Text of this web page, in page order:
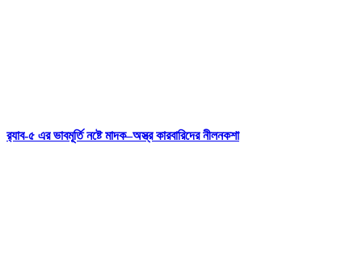
র‍্যাব-৫ এর ভাবমূর্তি নষ্টে মাদক–অস্ত্র কারবারিদের নীলনকশা